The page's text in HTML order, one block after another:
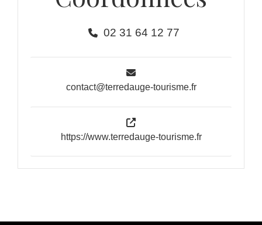
02 31 64 12 77
contact@terredauge-tourisme.fr
https://www.terredauge-tourisme.fr